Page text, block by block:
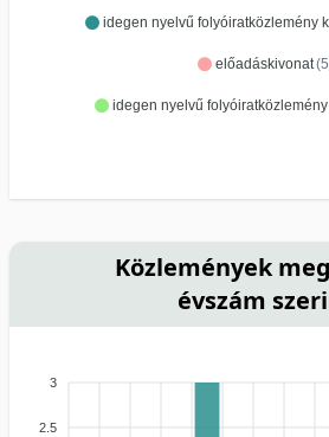
idegen nyelvű folyóiratközlemény
előadáskivonat
idegen nyelvű
Közlemények
évszám
3
2.5